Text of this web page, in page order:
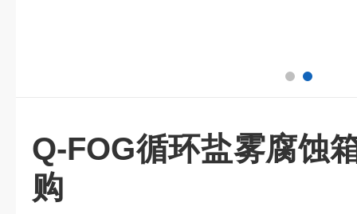
Q-FOG循环盐雾腐蚀
购